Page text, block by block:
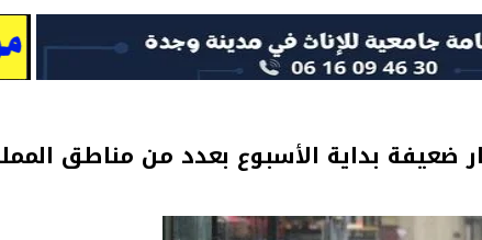
ضعيفة بداية الأسبوع بعدد من مناطق